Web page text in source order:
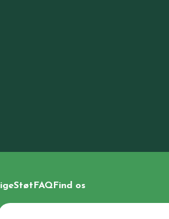
Støt FAQ Find os